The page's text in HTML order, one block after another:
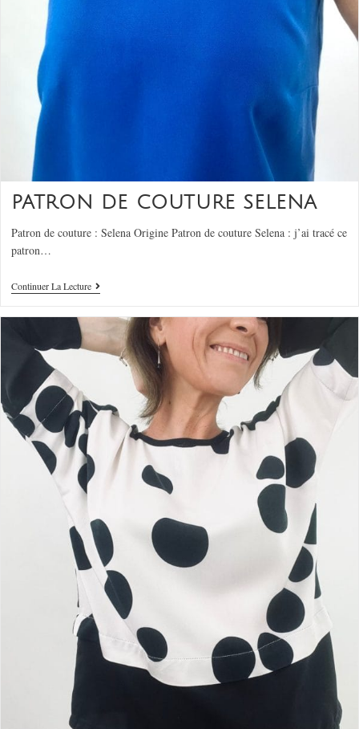
PATRON DE COUTURE SELENA
Patron de couture : Selena Origine Patron de couture Selena : j’ai tracé ce
patron…
Continuer La Lecture